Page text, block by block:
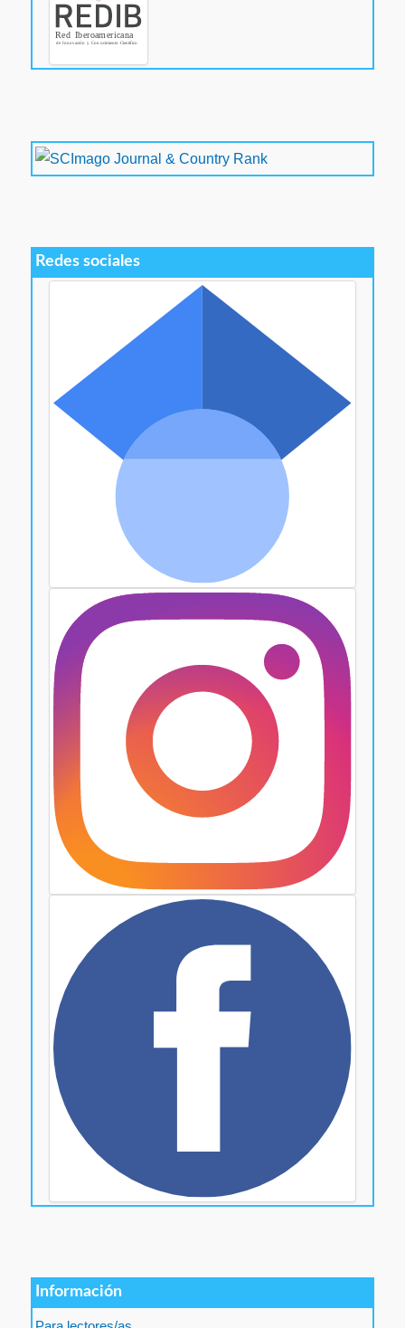
Redes sociales
Información